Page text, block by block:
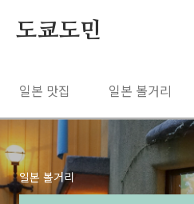
도쿄도민
일본 맛집 일본 볼거리
일본 볼거리